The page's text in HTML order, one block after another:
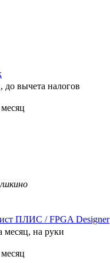
до вычета налогов
ПЛИС / FPGA Designer
месяц, на руки